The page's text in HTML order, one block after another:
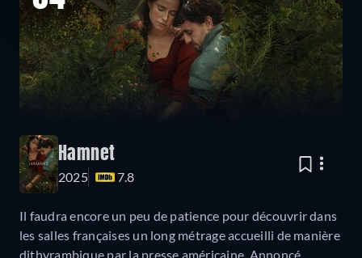
Hamnet
2025 7.8
Il faudra encore un peu de patience pour découvrir dans
les salles françaises un long métrage accueilli de manière
dithyrambique par la presse américaine. Annoncé